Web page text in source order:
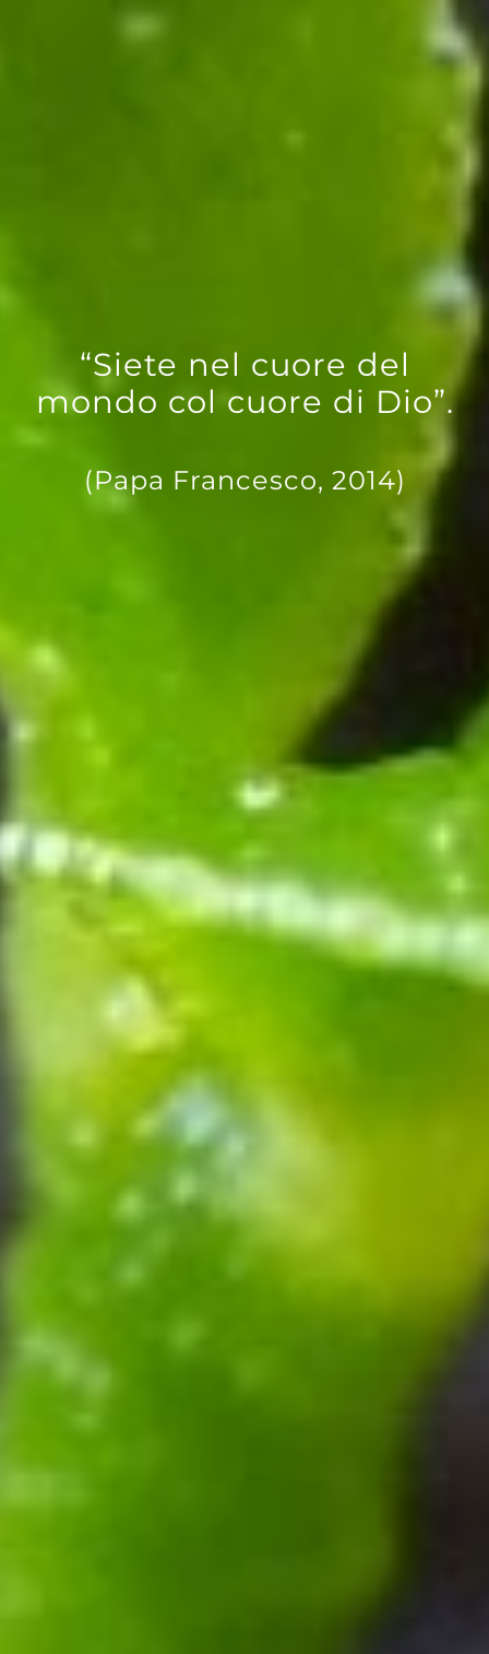
“Siete nel cuore del
mondo col cuore di Dio”.
(Papa Francesco, 2014)